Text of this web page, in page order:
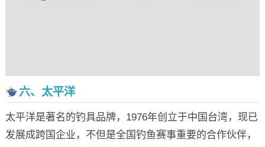
六、太平洋
太平洋是著名的钓具品牌，1976年创立于中国台湾，现已
发展成跨国企业，不但是全国钓鱼赛事重要的合作伙伴，